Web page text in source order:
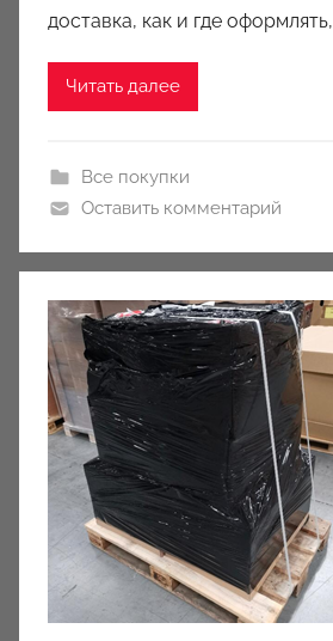
c
доставка, как и где оформлять,
Читать далее
Все покупки
Оставить комментарий